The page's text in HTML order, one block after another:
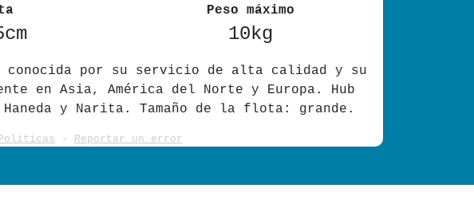
Peso máximo
10kg
conocida por su servicio de alta calidad y su
en Asia, América del Norte y Europa. Hub
y Narita. Tamaño de la flota: grande.
- Reportar un error